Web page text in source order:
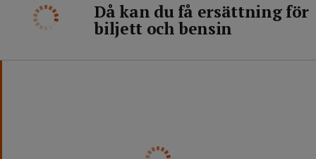
Då kan du få ersättning för
biljett och bensin